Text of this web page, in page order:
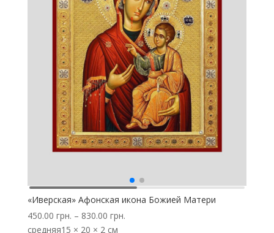
«Иверская» Афонская икона Божией Матери
450.00 грн. – 830.00 грн.
средняя15 × 20 × 2 см